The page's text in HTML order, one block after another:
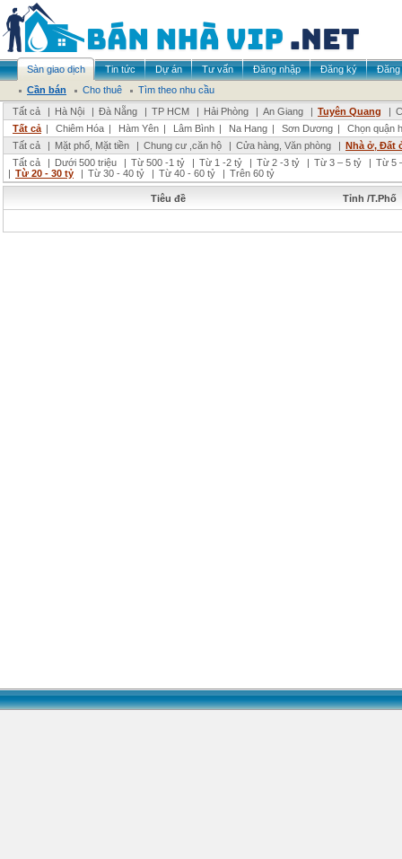
Sàn giao dịch Tin tức Dự án Tư vấn Đăng nhập Đăng ký
Đăng
Cần bán
Cho thuê
Tìm theo nhu cầu
Tất cả
| Hà Nội | Đà Nẵng | TP HCM | Hải Phòng | An Giang | Tuyên Quang |
Tất cả | Chiêm Hóa | Hàm Yên | Lâm Bình | Na Hang | Sơn Dương |
Chọn quận
Tất cả
| Mặt phố, Mặt tiền | Chung cư ,căn hộ | Cửa hàng, Văn phòng | Nhà ở, Đất
Tất cả
| Dưới 500 triệu | Từ 500 -1 tỷ | Từ 1 -2 tỷ | Từ 2 -3 tỷ | Từ 3 – 5 tỷ | Từ 5
| Từ 20 - 30 tỷ | Từ 30 - 40 tỷ | Từ 40 - 60 tỷ | Trên 60 tỷ
Tiêu đề Tỉnh /T.Phố